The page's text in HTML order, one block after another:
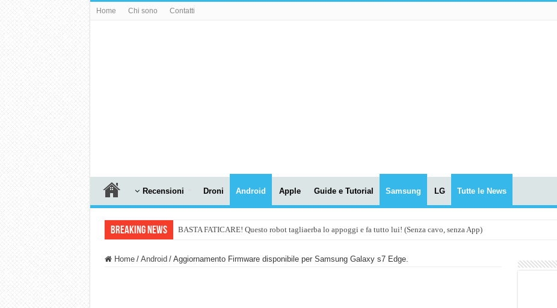
Home Chi sono Contatti
Recensioni Droni Android Apple Guide e Tutorial Samsung LG Tutte le News
Breaking News BASTA FATICARE! Questo robot tagliaerba lo appoggi e fa tutto lui! (Senza cavo, senza App)
Home / Android / Aggiornamento Firmware disponibile per Samsung Galaxy s7 Edge.